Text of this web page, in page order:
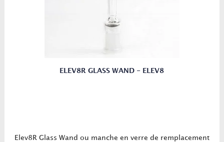
ELEV8R GLASS WAND - ELEV8
Elev8R Glass Wand ou manche en verre de remplacement